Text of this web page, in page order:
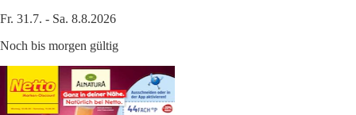
Fr. 31.7. - Sa. 8.8.2026
Noch bis morgen gültig